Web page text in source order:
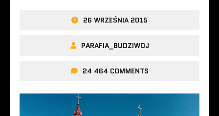
26 WRZEŚNIA 2015
PARAFIA_BUDZIWOJ
24 464 COMMENTS